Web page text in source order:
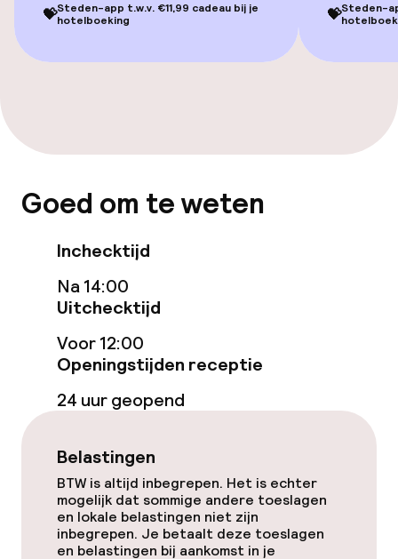
Aansluitende kamers beschikbaar
Tuin
Terras
Eet- en drinkgelegenheden
Restaurant
Bar
Eet- en drinkdiensten
Ontbijtbuffet
Lunch à la carte
💝Steden-app t.w.v. €11,99 cadeau bij je
hotelboeking
💝Steden-
Goed om te weten
Inchecktijd
Na 14:00
Uitchecktijd
Voor 12:00
Openingstijden receptie
24 uur geopend
Belastingen
BTW is altijd inbegrepen. Het is echter
mogelijk dat sommige andere toeslagen
en lokale belastingen niet zijn
inbegrepen. Je betaalt deze toeslagen
en belastingen bij aankomst in je